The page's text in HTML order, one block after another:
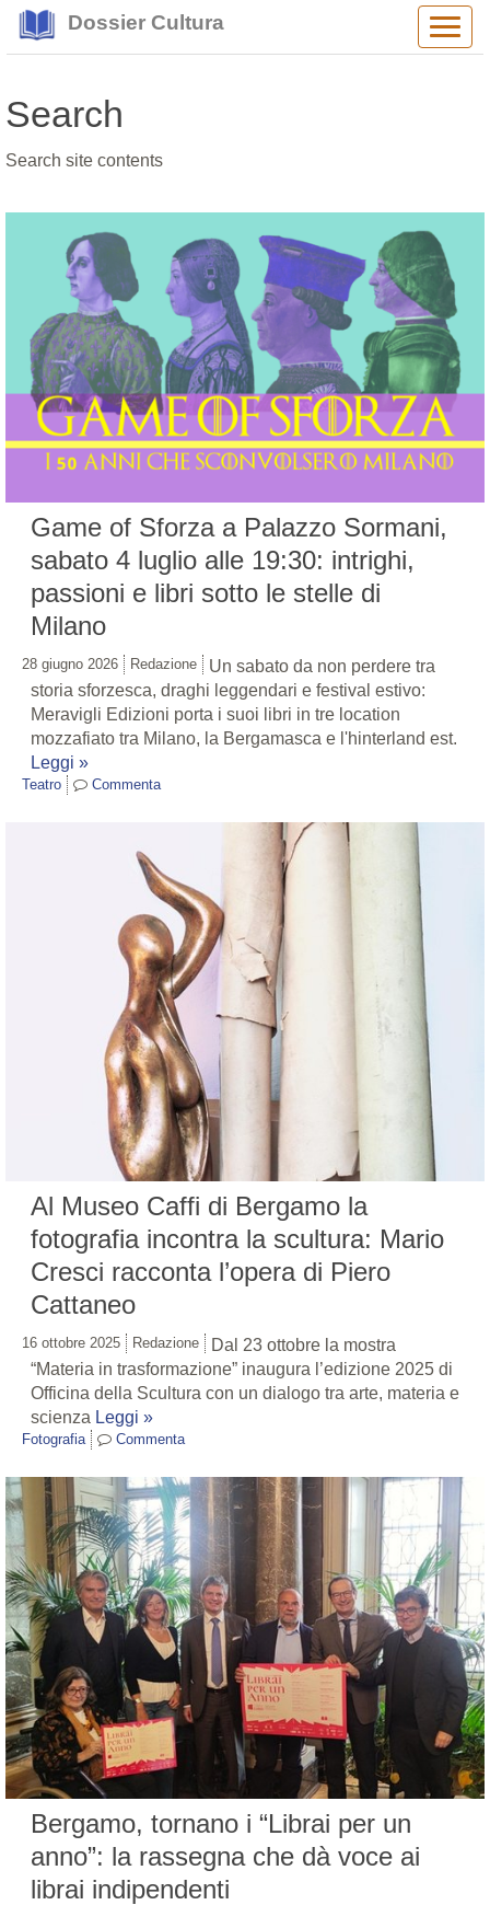
Dossier Cultura
Search
Search site contents
Game of Sforza a Palazzo Sormani,
sabato 4 luglio alle 19:30: intrighi,
passioni e libri sotto le stelle di
Milano
28 giugno 2026 Redazione
Un sabato da non perdere tra
storia sforzesca, draghi leggendari e festival estivo:
Meravigli Edizioni porta i suoi libri in tre location
mozzafiato tra Milano, la Bergamasca e l'hinterland est.
Leggi »
Teatro Commenta
Al Museo Caffi di Bergamo la
fotografia incontra la scultura: Mario
Cresci racconta l’opera di Piero
Cattaneo
16 ottobre 2025 Redazione
Dal 23 ottobre la mostra
“Materia in trasformazione” inaugura l’edizione 2025 di
Officina della Scultura con un dialogo tra arte, materia e
scienza Leggi »
Fotografia Commenta
Bergamo, tornano i “Librai per un
anno”: la rassegna che dà voce ai
librai indipendenti